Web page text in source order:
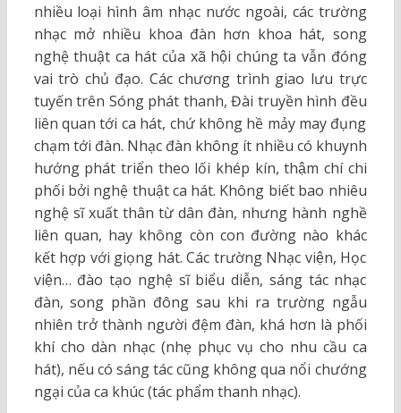
nhiều loại hình âm nhạc nước ngoài, các trường
nhạc mở nhiều khoa đàn hơn khoa hát, song
nghệ thuật ca hát của xã hội chúng ta vẫn đóng
vai trò chủ đạo. Các chương trình giao lưu trực
tuyến trên Sóng phát thanh, Đài truyền hình đều
liên quan tới ca hát, chứ không hề mảy may đụng
chạm tới đàn. Nhạc đàn không ít nhiều có khuynh
hướng phát triển theo lối khép kín, thậm chí chi
phối bởi nghệ thuật ca hát. Không biết bao nhiêu
nghệ sĩ xuất thân từ dân đàn, nhưng hành nghề
liên quan, hay không còn con đường nào khác
kết hợp với giọng hát. Các trường Nhạc viện, Học
viện… đào tạo nghệ sĩ biểu diễn, sáng tác nhạc
đàn, song phần đông sau khi ra trường ngẫu
nhiên trở thành người đệm đàn, khá hơn là phối
khí cho dàn nhạc (nhẹ phục vụ cho nhu cầu ca
hát), nếu có sáng tác cũng không qua nổi chướng
ngại của ca khúc (tác phẩm thanh nhạc).